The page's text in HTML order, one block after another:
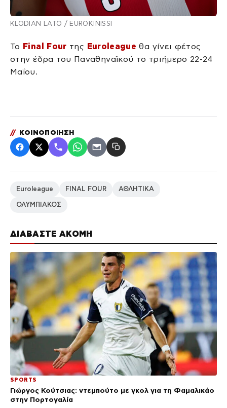
ΔΙΑΒΑΣΤΕ ΑΚΟΜΗ
SPORTS
Γιώργος Κούτσιας: ντεμπούτο με γκολ για τη Φαμαλικάο
στην Πορτογαλία
KLODIAN LATO / EUROKINISSI
Το Final Four της Euroleague θα γίνει φέτος
στην έδρα του Παναθηναϊκού το τριήμερο 22-24
Μαΐου.
// ΚΟΙΝΟΠΟΙΗΣΗ
Euroleague FINAL FOUR ΑΘΛΗΤΙΚΑ
ΟΛΥΜΠΙΑΚΟΣ